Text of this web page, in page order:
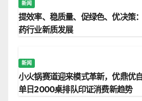
新闻
提效率、稳质量、促绿色、优决策
药行业新质发展
新闻
小火锅赛道迎来模式革新，优鼎优
单日2000桌排队印证消费新趋势